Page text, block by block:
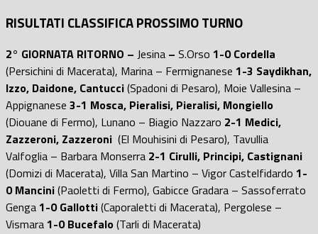
RISULTATI CLASSIFICA PROSSIMO TURNO
2° GIORNATA RITORNO – Jesina – S.Orso 1-0 Cordella
(Persichini di Macerata), Marina – Fermignanese 1-3 Saydikhan,
Izzo, Daidone, Cantucci(Spadoni di Pesaro), Moie Vallesina –
Appignanese 3-1 Mosca, Pieralisi, Pieralisi, Mongiello
(Diouane di Fermo), Lunano – Biagio Nazzaro 2-1 Medici,
Zazzeroni, Zazzeroni (El Mouhisini di Pesaro), Tavullia
Valfoglia – Barbara Monserra 2-1 Cirulli, Principi, Castignani
(Domizi di Macerata), Villa San Martino – Vigor Castelfidardo 1-
0 Mancini(Paoletti di Fermo), Gabicce Gradara – Sassoferrato
Genga1-0 Gallotti(Caporaletti di Macerata), Pergolese –
Vismara1-0 Bucefalo(Tarli di Macerata)